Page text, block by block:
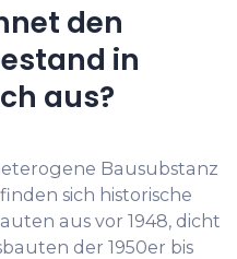
den
in
aus?
Bausubstanz
sich historische
aus vor 1948, dicht
der 1950er bis